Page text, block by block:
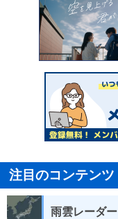
注目のコンテンツ
雨雲レーダー